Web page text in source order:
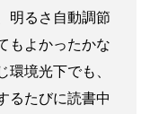
明るさ自動調節
もよかったかな
環境光下でも、
るたびに読書中